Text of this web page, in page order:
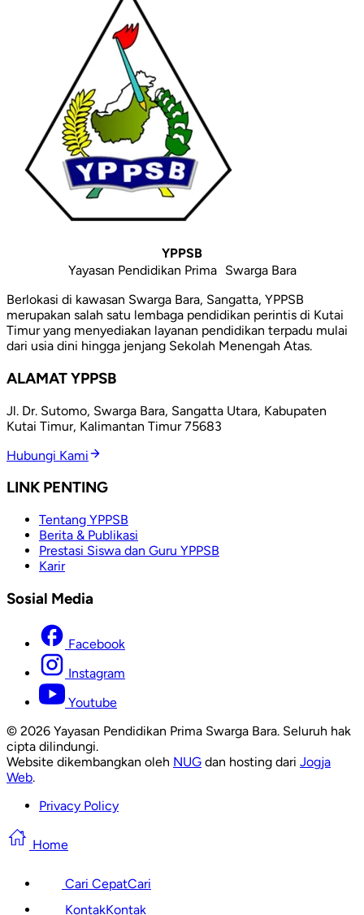
YPPSB
Yayasan Pendidikan Prima Swarga Bara
Berlokasi di kawasan Swarga Bara, Sangatta, YPPSB
merupakan salah satu lembaga pendidikan perintis di Kutai
Timur yang menyediakan layanan pendidikan terpadu mulai
dari usia dini hingga jenjang Sekolah Menengah Atas.
ALAMAT YPPSB
Jl. Dr. Sutomo, Swarga Bara, Sangatta Utara, Kabupaten
Kutai Timur, Kalimantan Timur 75683
Hubungi Kami
LINK PENTING
Tentang YPPSB
Berita & Publikasi
Prestasi Siswa dan Guru YPPSB
Karir
Sosial Media
Facebook
Instagram
Youtube
© 2026 Yayasan Pendidikan Prima Swarga Bara. Seluruh hak
cipta dilindungi.
Website dikembangkan oleh NUG dan hosting dari Jogja
Web.
Privacy Policy
Home
Cari CepatCari
KontakKontak